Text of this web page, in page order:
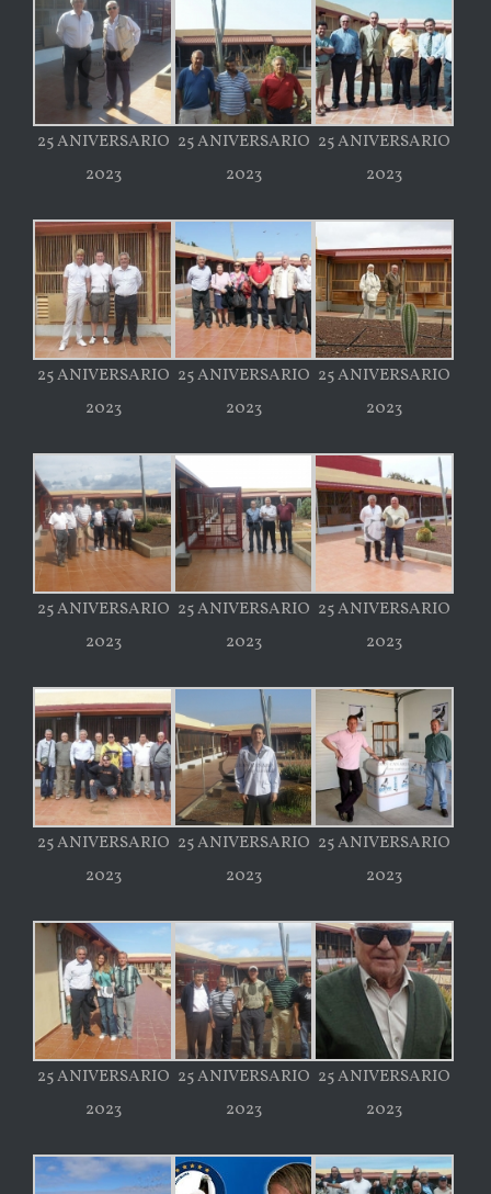
25 ANIVERSARIO
2023
25 ANIVERSARIO
2023
25 ANIVERSARIO
2023
25 ANIVERSARIO
2023
25 ANIVERSARIO
2023
25 ANIVERSARIO
2023
25 ANIVERSARIO
2023
25 ANIVERSARIO
2023
25 ANIVERSARIO
2023
25 ANIVERSARIO
2023
25 ANIVERSARIO
2023
25 ANIVERSARIO
2023
25 ANIVERSARIO
2023
25 ANIVERSARIO
2023
25 ANIVERSARIO
2023